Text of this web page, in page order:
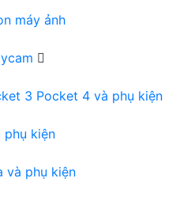
máy ảnh
3 Pocket 4 và phụ kiện
phụ kiện
và phụ kiện